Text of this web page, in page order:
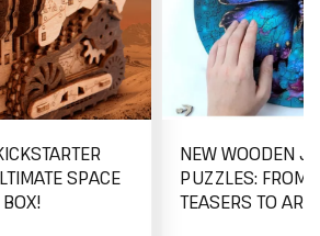
SPACE
NEW WOODEN
PUZZLES: FROM
TEASERS TO